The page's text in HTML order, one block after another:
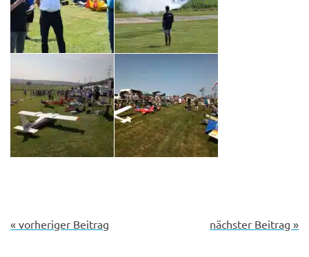
« vorheriger Beitrag nächster Beitrag »